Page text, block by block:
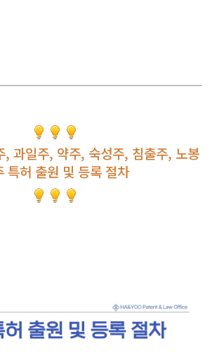
, 과일주, 약주, 숙성주, 침출주, 노봉
특허 출원 및 등록 절차